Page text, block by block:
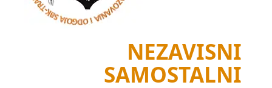
NEZAVISNI
SAMOSTALNI